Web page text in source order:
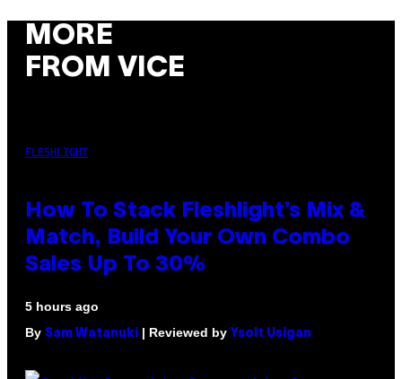
MORE
FROM VICE
FLESHLIGHT
How To Stack Fleshlight’s Mix &
Match, Build Your Own Combo
Sales Up To 30%
5 hours ago
By Sam Watanuki | Reviewed by Ysolt Usigan